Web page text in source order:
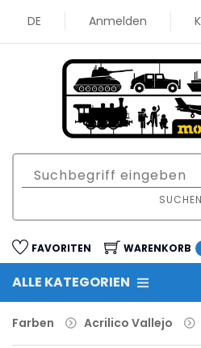
DE Anmelden
SUCHEN
FAVORITEN WARENKORB
ALLE KATEGORIEN
Farben Acrilico Vallejo